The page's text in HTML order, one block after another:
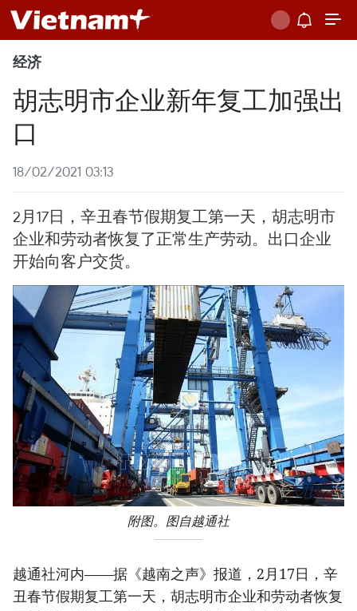
经济
胡志明市企业新年复工加强出
口
18/02/2021 03:13
2月17日，辛丑春节假期复工第一天，胡志明市
企业和劳动者恢复了正常生产劳动。出口企业
开始向客户交货。
附图。图自越通社
越通社河内——据《越南之声》报道，2月17日，辛
丑春节假期复工第一天，胡志明市企业和劳动者恢复